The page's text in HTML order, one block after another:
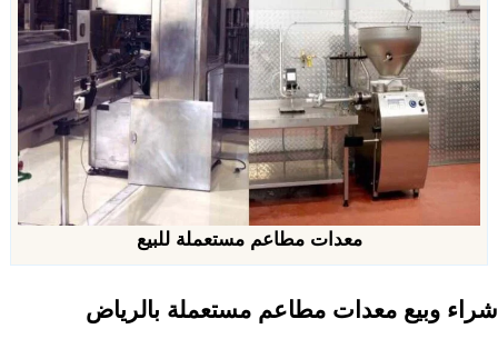
معدات مطاعم مستعملة للبيع
شراء وبيع معدات مطاعم مستعملة بالرياض